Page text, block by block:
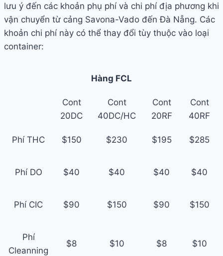
lưu ý đến các khoản phụ phí và chi phí địa phương khi
vận chuyển từ cảng Savona-Vado đến Đà Nẵng. Các
khoản chi phí này có thể thay đổi tùy thuộc vào loại
container:
Hàng FCL
Cont
20DC
Cont
40DC/HC
Cont
20RF
Cont
40RF
Phí THC $150 $230 $195 $285
Phí DO $40 $40 $40 $40
Phí CIC $90 $150 $90 $150
Phí
Cleanning
$8 $10 $8 $10